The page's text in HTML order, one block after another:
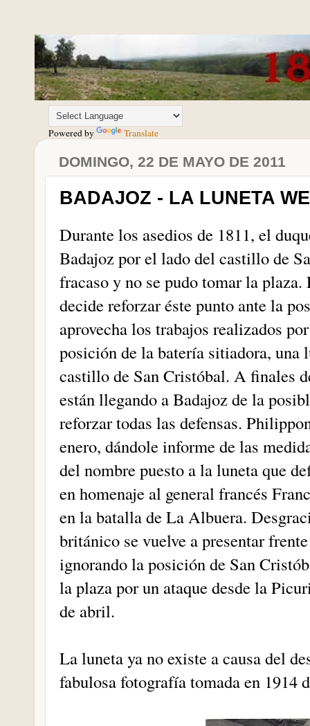
Powered by Translate
DOMINGO, 22 DE MAYO DE 2011
BADAJOZ - LA LUNETA
Durante los asedios de 1811, el
Badajoz por el lado del castillo de
fracaso y no se pudo tomar la
decide reforzar éste punto ante la
aprovecha los trabajos realizados
posición de la batería sitiadora, una
castillo de San Cristóbal. A finales
están llegando a Badajoz de la
reforzar todas las defensas.
enero, dándole informe de las
del nombre puesto a la luneta que
en homenaje al general francés
en la batalla de La Albuera.
británico se vuelve a presentar
ignorando la posición de San
la plaza por un ataque desde la
de abril.
La luneta ya no existe a causa del
fabulosa fotografía tomada en 1914